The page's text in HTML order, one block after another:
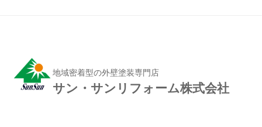
地域密着型の外壁塗装専門店
サン・サンリフォーム株式会社